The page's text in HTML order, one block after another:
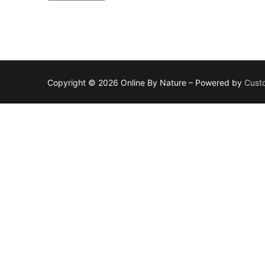
Copyright © 2026 Online By Nature – Powered by